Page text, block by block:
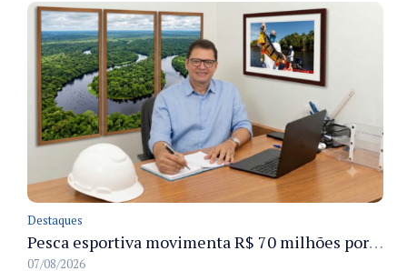
Destaques
Pesca esportiva movimenta R$ 70 milhões por ano e ganha espaço na economia sustentável do Amazonas
07/08/2026